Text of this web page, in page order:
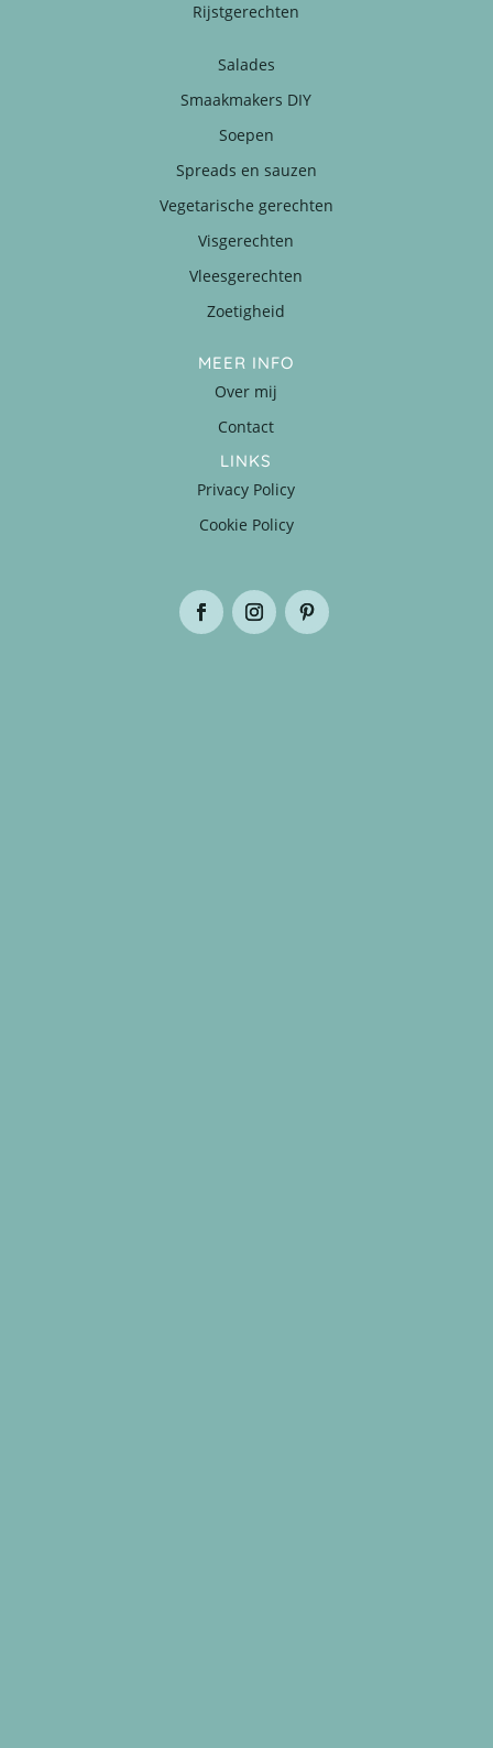
Rijstgerechten
Salades
Smaakmakers DIY
Soepen
Spreads en sauzen
Vegetarische gerechten
Visgerechten
Vleesgerechten
Zoetigheid
MEER INFO
Over mij
Contact
LINKS
Privacy Policy
Cookie Policy